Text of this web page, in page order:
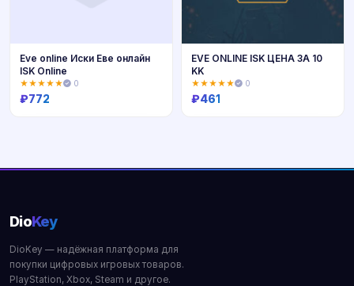
Eve online Иски Еве онлайн
ISK Online
★★★★★ 0
₽772
EVE ONLINE ISK ЦЕНА ЗА 10
KK
★★★★★ 0
₽461
DioKey
DioKey — надёжная платформа для
покупки цифровых игровых товаров.
PlayStation, Xbox, Steam и другое.